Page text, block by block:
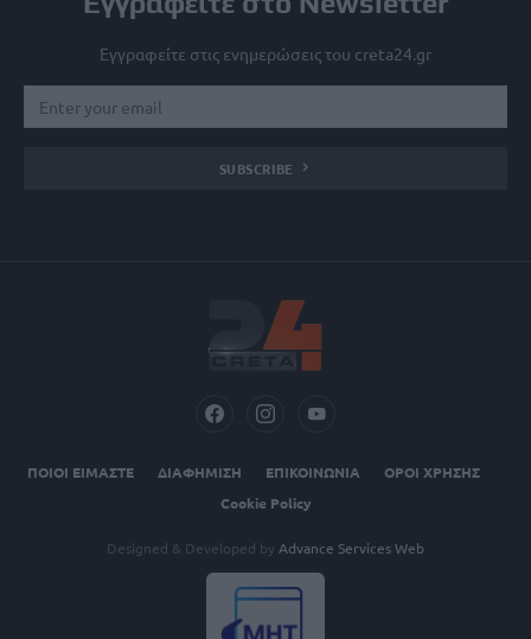
Εγγραφείτε στις ενημερώσεις του creta24.gr
SUBSCRIBE
ΠΟΙΟΙ ΕΙΜΑΣΤΕ ΔΙΑΦΗΜΙΣΗ ΕΠΙΚΟΙΝΩΝΙΑ
ΟΡΟΙ ΧΡΗΣΗΣ
Cookie Policy
Designed & Developed by Advance Services Web